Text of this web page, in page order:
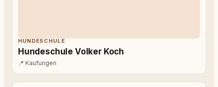
HUNDESCHULE
Hundeschule Volker Koch
📍 Kaufungen